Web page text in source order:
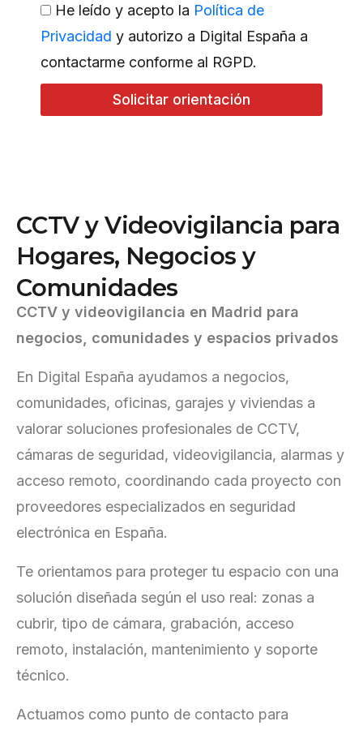
He leído y acepto la Política de
Privacidad y autorizo a Digital España a
contactarme conforme al RGPD.
Solicitar orientación
CCTV y Videovigilancia para
Hogares, Negocios y
Comunidades
CCTV y videovigilancia en Madrid para
negocios, comunidades y espacios privados
En Digital España ayudamos a negocios,
comunidades, oficinas, garajes y viviendas a
valorar soluciones profesionales de CCTV,
cámaras de seguridad, videovigilancia, alarmas y
acceso remoto, coordinando cada proyecto con
proveedores especializados en seguridad
electrónica en España.
Te orientamos para proteger tu espacio con una
solución diseñada según el uso real: zonas a
cubrir, tipo de cámara, grabación, acceso
remoto, instalación, mantenimiento y soporte
técnico.
Actuamos como punto de contacto para